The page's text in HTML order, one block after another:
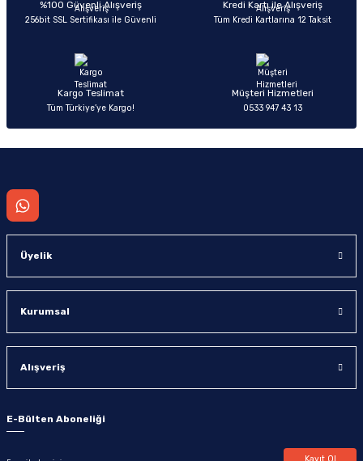
Ürün bilgilerinde hatalar bulunuyor.
Ürün fiyatı diğer sitelerden daha pahalı.
%100 Güvenli Alışveriş
256bit SSL Sertifikası ile Güvenli
Kredi Kartı ile Alışveriş
Tüm Kredi Kartlarına 12 Taksit
Kargo Teslimat
Tüm Türkiye’ye Kargo!
Müşteri Hizmetleri
0533 947 43 13
Üyelik
Kurumsal
Alışveriş
E-Bülten Aboneliği